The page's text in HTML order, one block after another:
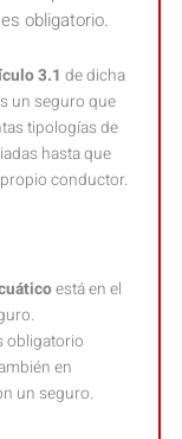
obligatorio.
3.1 de dicha
un seguro que
tipologías de
hasta que
conductor.
está en el
obligatorio
en
un seguro.